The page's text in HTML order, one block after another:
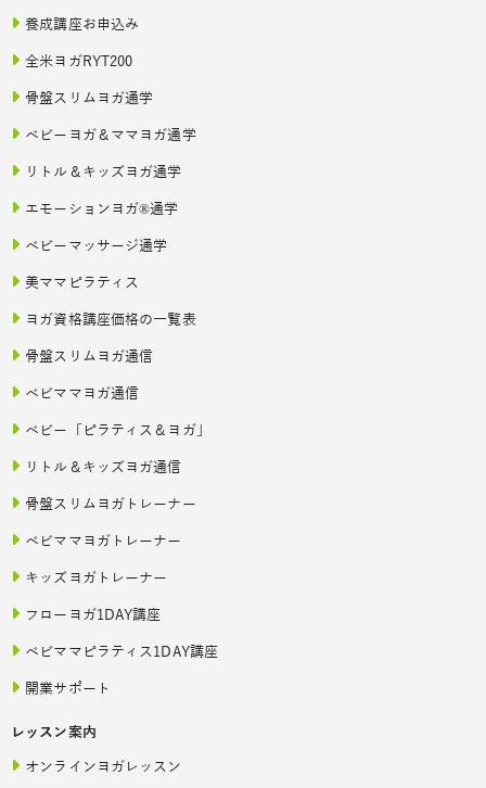
養成講座お申込み
全米ヨガRYT200
骨盤スリムヨガ通学
ベビーヨガ＆ママヨガ通学
リトル＆キッズヨガ通学
エモーションヨガ®通学
ベビーマッサージ通学
美ママピラティス
ヨガ資格講座価格の一覧表
骨盤スリムヨガ通信
ベビママヨガ通信
ベビー「ピラティス＆ヨガ」
リトル＆キッズヨガ通信
骨盤スリムヨガトレーナー
ベビママヨガトレーナー
キッズヨガトレーナー
フローヨガ1DAY講座
ベビママピラティス1DAY講座
開業サポート
レッスン案内
オンラインヨガレッスン